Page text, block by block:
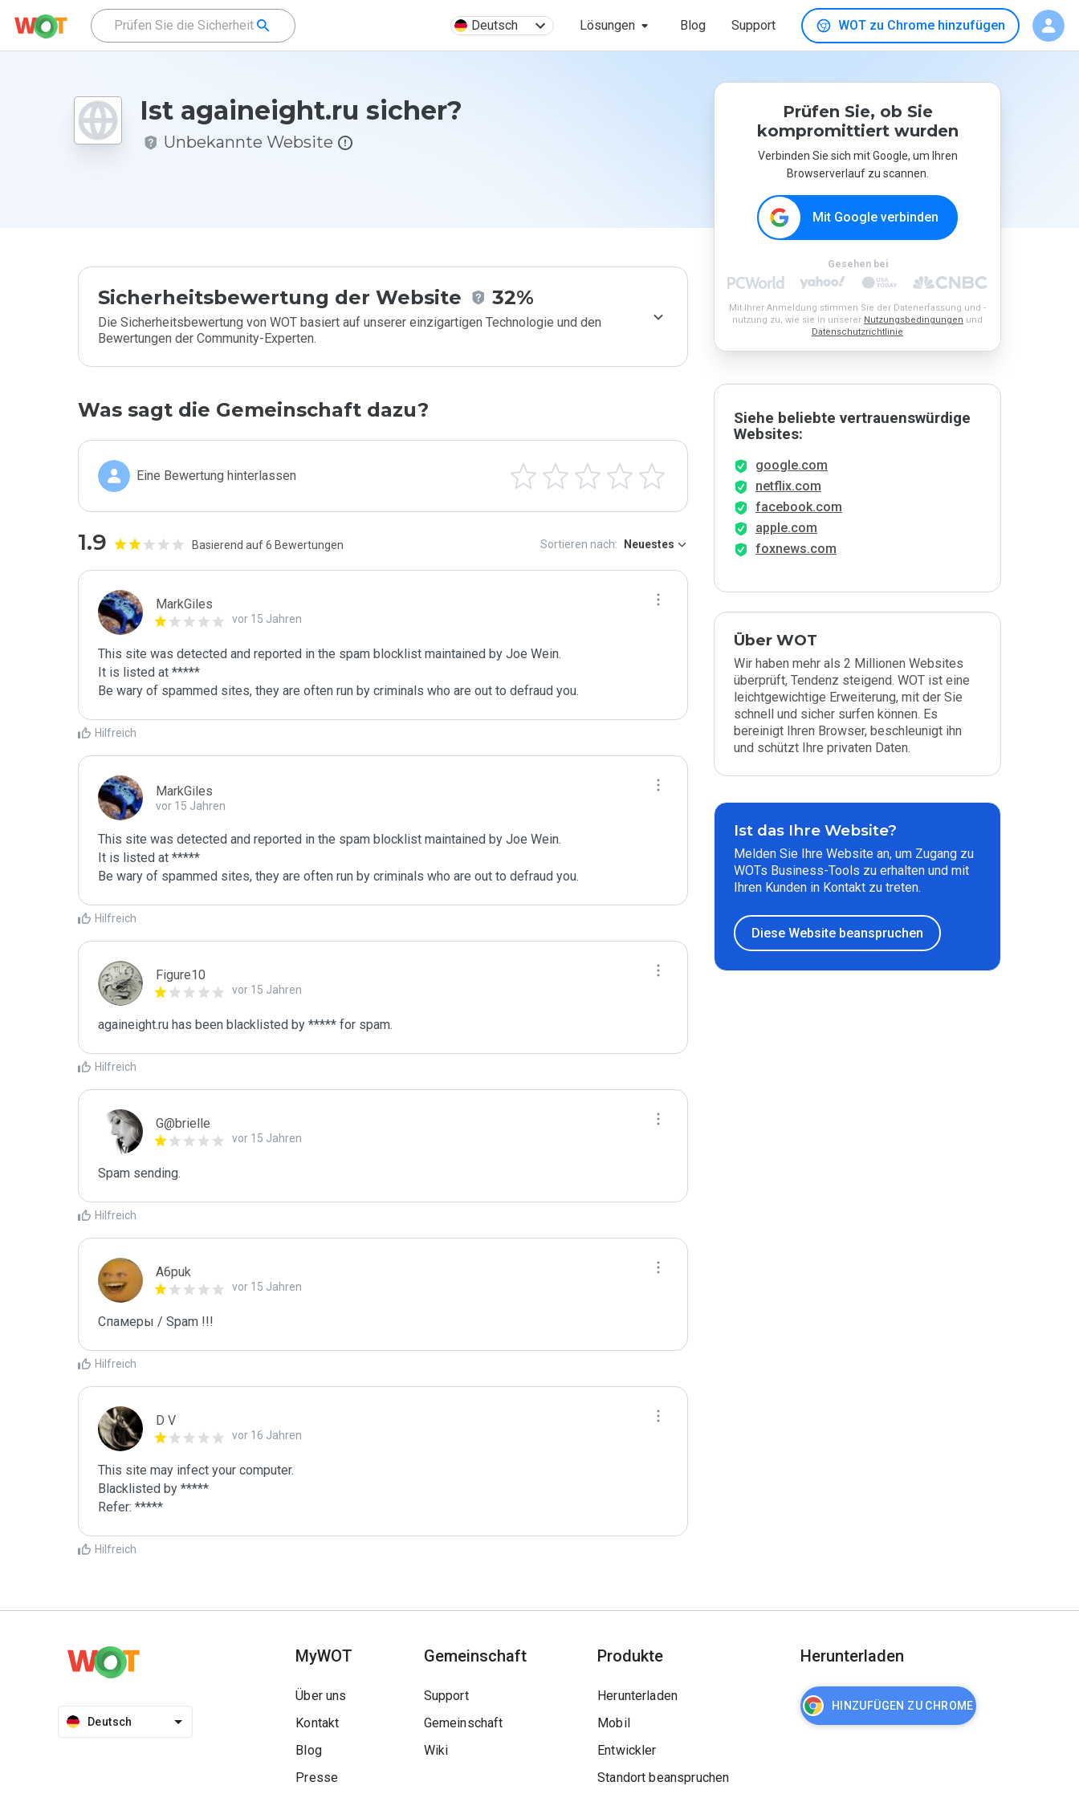
Deutsch Lösungen Blog Support WOT zu Chrome hinzufügen
Ist againeight.ru sicher?
Unbekannte Website
Sicherheitsbewertung der Website 32%
Die Sicherheitsbewertung von WOT basiert auf unserer einzigartigen Technologie und den
Bewertungen der Community-Experten.
Was sagt die Gemeinschaft dazu?
Eine Bewertung hinterlassen
1.9 Basierend auf 6 Bewertungen Sortieren nach: Neuestes
MarkGiles
vor 15 Jahren
This site was detected and reported in the spam blocklist maintained by Joe Wein.
It is listed at *****
Be wary of spammed sites, they are often run by criminals who are out to defraud you.
Hilfreich
MarkGiles
vor 15 Jahren
This site was detected and reported in the spam blocklist maintained by Joe Wein.
It is listed at *****
Be wary of spammed sites, they are often run by criminals who are out to defraud you.
Hilfreich
Figure10
vor 15 Jahren
againeight.ru has been blacklisted by ***** for spam.
Hilfreich
G@brielle
vor 15 Jahren
Spam sending.
Hilfreich
A6puk
vor 15 Jahren
Спамеры / Spam !!!
Hilfreich
D V
vor 16 Jahren
This site may infect your computer.
Blacklisted by *****
Hilfreich
Prüfen Sie, ob Sie
kompromittiert wurden
Verbinden Sie sich mit Google, um Ihren
Browserverlauf zu scannen.
Mit Google verbinden
Gesehen bei
Mit Ihrer Anmeldung stimmen Sie der Datenerfassung und -
nutzung zu, wie sie in unserer Nutzungsbedingungen und
Datenschutzrichtlinie
Siehe beliebte vertrauenswürdige
Websites:
google.com
netflix.com
facebook.com
apple.com
foxnews.com
Über WOT
Wir haben mehr als 2 Millionen Websites
überprüft, Tendenz steigend. WOT ist eine
leichtgewichtige Erweiterung, mit der Sie
schnell und sicher surfen können. Es
bereinigt Ihren Browser, beschleunigt ihn
und schützt Ihre privaten Daten.
Ist das Ihre Website?
Melden Sie Ihre Website an, um Zugang zu
WOTs Business-Tools zu erhalten und mit
Ihren Kunden in Kontakt zu treten.
Diese Website beanspruchen
Deutsch
MyWOT
Über uns
Kontakt
Blog
Presse
Gemeinschaft
Support
Gemeinschaft
Wiki
Produkte
Herunterladen
Mobil
Entwickler
Standort beanspruchen
Herunterladen
HINZUFÜGEN ZU CHROME